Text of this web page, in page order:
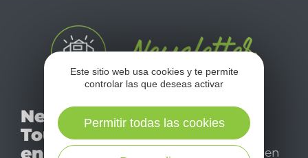
Newsletter
Tourismo
en Aveyron
No se pierda nuestro
mensual newsletter y
déjese inspirar para
disfrutar de su estancia en
Este sitio web usa cookies y te permite
controlar las que deseas activar
Permitir todas las cookies